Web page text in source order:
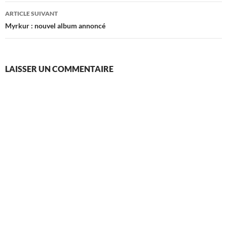
articles
ARTICLE SUIVANT
Myrkur : nouvel album annoncé
LAISSER UN COMMENTAIRE